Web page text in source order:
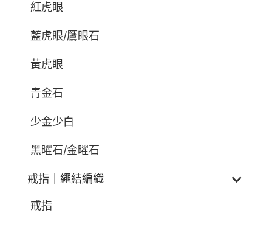
紅虎眼
藍虎眼/鷹眼石
黃虎眼
青金石
少金少白
黑曜石/金曜石
戒指｜繩結編織
戒指